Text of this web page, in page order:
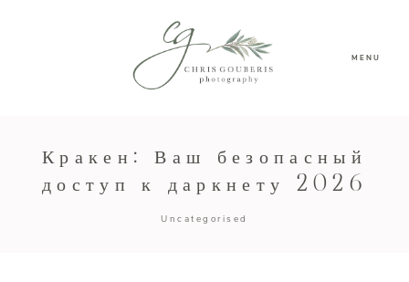
MENU
Кракен: Ваш безопасный
доступ к даркнету 2026
Uncategorised